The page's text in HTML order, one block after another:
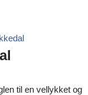
til en vellykket og